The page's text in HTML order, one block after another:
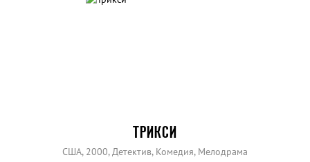
ТРИКСИ
США, 2000, Детектив, Комедия, Мелодрама